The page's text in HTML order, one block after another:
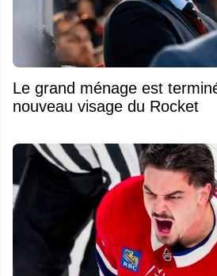
Le grand ménage est
nouveau visage du Rocket